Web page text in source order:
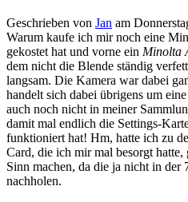
Geschrieben von Jan am
Warum kaufe ich mir noch eine
gekostet hat und vorne ein Minolta
dem nicht die Blende ständig
langsam. Die Kamera war dabei
handelt sich dabei übrigens um eine
auch noch nicht in meiner
damit mal endlich die Settings-
funktioniert hat! Hm, hatte ich zu
Card, die ich mir mal besorgt
Sinn machen, da die ja nicht in
nachholen.